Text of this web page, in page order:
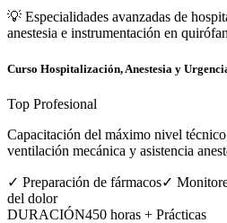
💡 Especialidades avanzadas de
anestesia e instrumentación en
Curso Hospitalización, Anestesia y
Top Profesional
Capacitación del máximo nivel
ventilación mecánica y asistencia
✓ Preparación de fármacos✓
del dolor
DURACIÓN450 horas + Prácticas